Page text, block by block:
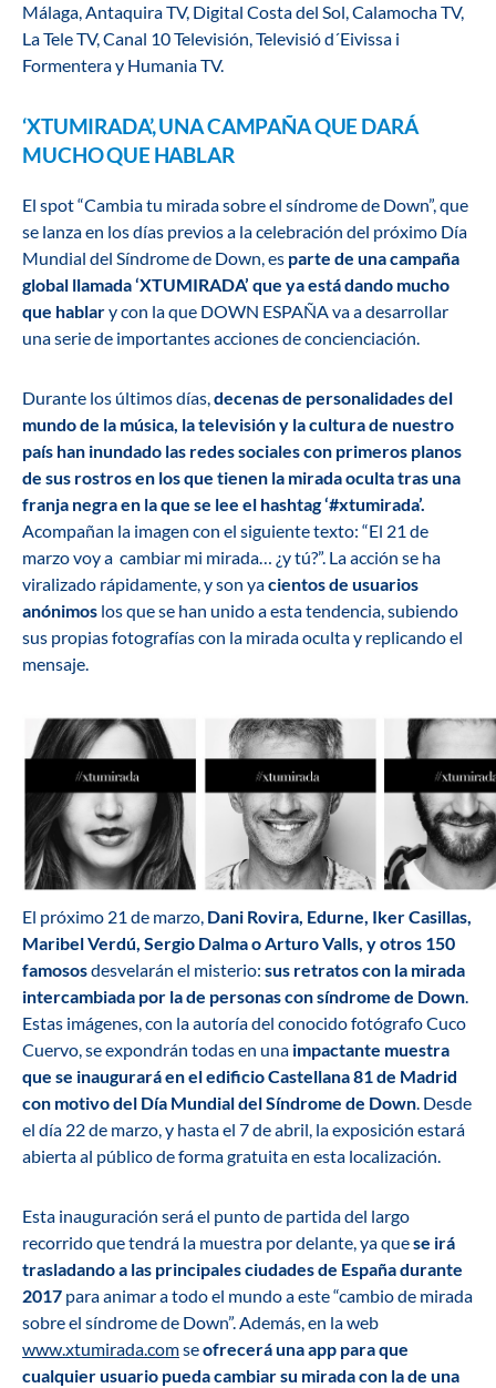
Málaga, Antaquira TV, Digital Costa del Sol, Calamocha TV,
La Tele TV, Canal 10 Televisión, Televisió d´Eivissa i
Formentera y Humania TV.
‘XTUMIRADA’, UNA CAMPAÑA QUE DARÁ
MUCHO QUE HABLAR
El spot “Cambia tu mirada sobre el síndrome de Down”, que
se lanza en los días previos a la celebración del próximo Día
Mundial del Síndrome de Down, es parte de una campaña
global llamada ‘XTUMIRADA’ que ya está dando mucho
que hablary con la que DOWN ESPAÑA va a desarrollar
una serie de importantes acciones de concienciación.
Durante los últimos días,decenas de personalidades del
mundo de la música, la televisión y la cultura de nuestro
país han inundado las redes sociales con primeros planos
de sus rostros en los que tienen la mirada oculta tras una
franja negra en la que se lee el hashtag ‘#xtumirada’.
Acompañan la imagen con el siguiente texto: “El 21 de
marzo voy a cambiar mi mirada… ¿y tú?”. La acción se ha
viralizado rápidamente, y son yacientos de usuarios
anónimos los que se han unido a esta tendencia, subiendo
sus propias fotografías con la mirada oculta y replicando el
mensaje.
El próximo 21 de marzo, Dani Rovira, Edurne, Iker Casillas,
Maribel Verdú, Sergio Dalma o Arturo Valls, y otros 150
famososdesvelarán el misterio: sus retratos con la mirada
intercambiada por la de personas con síndrome de Down.
Estas imágenes, con la autoría del conocido fotógrafo Cuco
Cuervo, se expondrán todas en una impactante muestra
que se inaugurará en el edificio Castellana 81 de Madrid
con motivo del Día Mundial del Síndrome de Down. Desde
el día 22 de marzo, y hasta el 7 de abril, la exposición estará
abierta al público de forma gratuita en esta localización.
Esta inauguración será el punto de partida del largo
recorrido que tendrá la muestra por delante, ya quese irá
trasladando a las principales ciudades de España durante
2017 para animar a todo el mundo a este “cambio de mirada
sobre el síndrome de Down”. Además, en la web
www.xtumirada.comseofrecerá unaapp para que
cualquier usuario pueda cambiar su mirada con la de una